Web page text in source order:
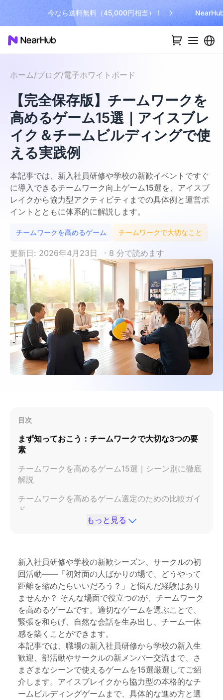
今なら送料無料（45,000円相当）！
ホーム/ブログ/電子ホワイトボード
【完全保存版】チームワークを
高めるゲーム15選｜アイスブレ
イク＆チームビルディングで使
える実践例
本記事では、新入社員研修や学校の新歓イベントですぐ
に導入できるチームワーク向上ゲーム15選を、アイスブ
レイクから協力型アクティビティまでの具体例と運営ポ
イントとともに体系的に解説します。
チームワークを高めるゲーム チームワークで大切なこと
更新日: 2026年4月23日 · 8 分で読めます
目次
まず知っておこう：チームワークで大切な3つの要
素
チームワークを高めるゲーム15選｜シーン別に徹底
解説
チームワークを高めるゲーム選定のための比較ガイ
ド
電子ホワイトボードでチーム研修を次のレベルへ
まとめ：明日から使えるチームワークの架け橋
よくある質問（FAQ）
もっと見る
新入社員研修や学校の新歓シーズン、サークルの初
回活動——「初対面の人ばかりの場で、どうやって
距離を縮めたらいいだろう？」と悩んだ経験はあり
ませんか？ そんな場面で役立つのが、チームワーク
を高めるゲームです。適切なゲームを選ぶことで、
緊張を和らげ、自然な会話を生み出し、チーム一体
感を築くことができます。
本記事では、職場の新入社員研修から学校の新入生
歓迎、部活動やサークルの新メンバー交流まで、さ
まざまなシーンで使えるゲームを15選厳選してご紹
介します。アイスブレイクから協力型の本格的なチ
ームビルディングゲームまで、具体的な進め方と選